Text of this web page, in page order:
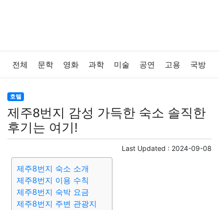
전체 문학 영화 과학 미술 공연 고용 국방
법률
보건 질병 가요 방송 일상 주식 암호화폐
반려동물 패션 미용
증권 인테리어 요리
게임 스포츠 사진
호텔
제주8번지 감성 가득한 숙소 솔직한
후기는 여기!
Last Updated : 2024-09-08
제주8번지 숙소 소개
제주8번지 이용 수칙
제주8번지 숙박 요금
제주8번지 주변 관광지